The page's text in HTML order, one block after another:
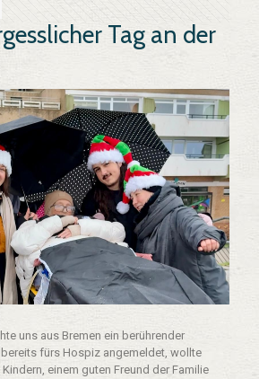
Tag an der
uns aus Bremen ein berührender
bereits fürs Hospiz angemeldet, wollte
einem guten Freund der Familie